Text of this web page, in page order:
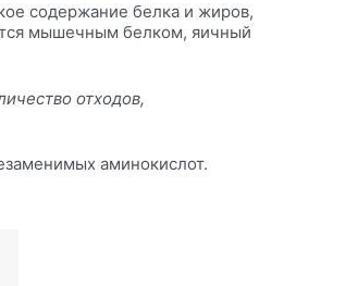
содержание белка и жиров,
мышечным белком, яичный
отходов,
аминокислот.